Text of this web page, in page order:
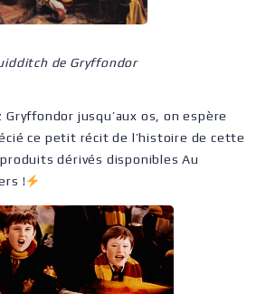
de Gryffondor
Gryffondor jusqu’aux os, on espère
ce petit récit de l’histoire de cette
dérivés disponibles Au
!